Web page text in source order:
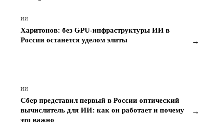
ИИ
Харитонов: без GPU-инфраструктуры ИИ в
ИИ
Сбер представил первый в России оптический
вычислитель для ИИ: как он работает и почему